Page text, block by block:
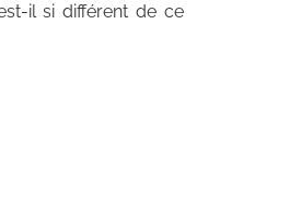
il si différent de ce